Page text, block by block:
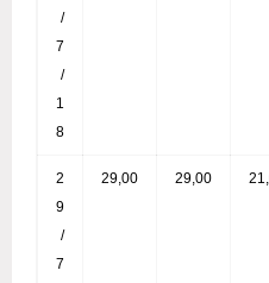
/
7
/
1
8
2
9
/
7
29,00 29,00